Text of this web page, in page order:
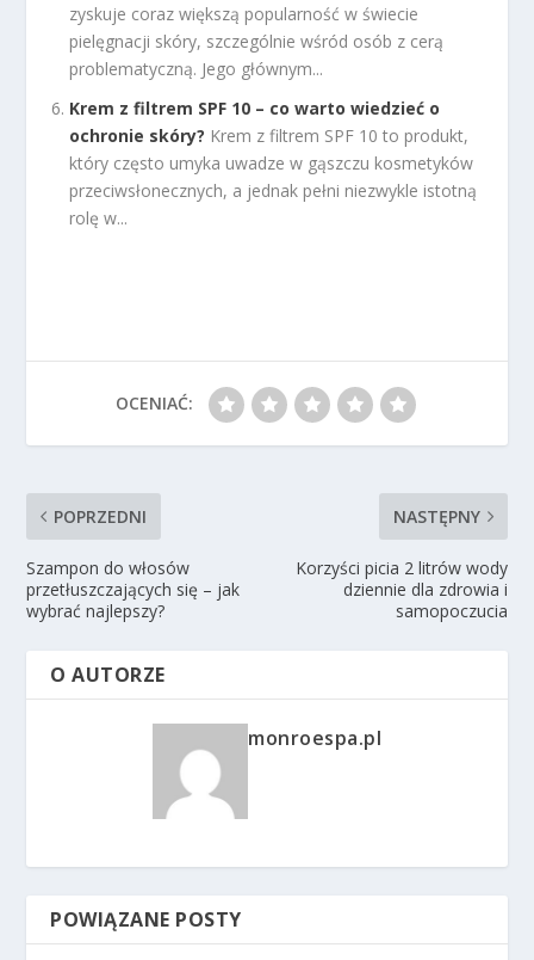
zyskuje coraz większą popularność w świecie
pielęgnacji skóry, szczególnie wśród osób z cerą
problematyczną. Jego głównym...
Krem z filtrem SPF 10 – co warto wiedzieć o
ochronie skóry? Krem z filtrem SPF 10 to produkt,
który często umyka uwadze w gąszczu kosmetyków
przeciwsłonecznych, a jednak pełni niezwykle istotną
rolę w...
OCENIAĆ:
POPRZEDNI
Szampon do włosów
przetłuszczających się – jak
wybrać najlepszy?
NASTĘPNY
Korzyści picia 2 litrów wody
dziennie dla zdrowia i
samopoczucia
O AUTORZE
monroespa.pl
POWIĄZANE POSTY